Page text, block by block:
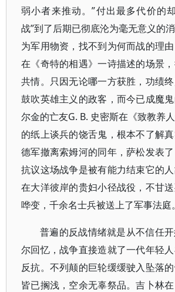
弱小者来推动。”付出最多代价的
战”到了后期已彻底沦为毫无意义的
为军用物资，找不到为何而战的理
在《奇特的相遇》一诗描述的场景
共情。只因无论哪一方获胜，功绩
鼓吹英雄主义的政客，而今已成魔
尔金的亡友G. B. 史密斯在《致教养
的纸上谈兵的饶舌鬼，根本不了解真
德军撤离索姆河的同年，萨松发表了
抗议这场战争是被有能力结束它的
在大洋彼岸的贵妇小径战役，不甘
哗变，千余名士兵被送上了军事法庭。
普遍的反战情绪就是从不信任
尔回忆，战争直接造就了一代年轻
反抗。不列颠的巨轮缓缓驶入坠落
皆已搁浅，空余无辜祭品。吉卜林在